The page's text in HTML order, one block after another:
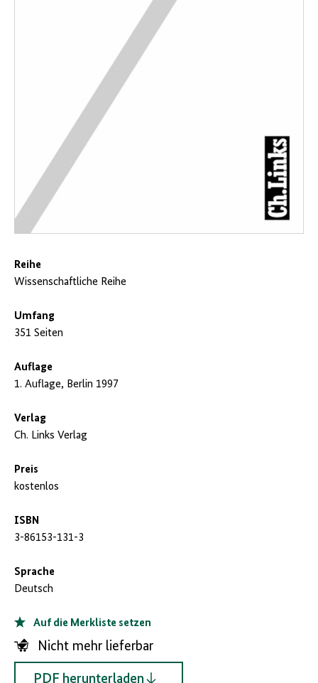
Reihe
Wissenschaftliche Reihe
Umfang
351 Seiten
Auflage
1. Auflage, Berlin 1997
Verlag
Ch. Links Verlag
Preis
kostenlos
ISBN
3-86153-131-3
Sprache
Deutsch
Auf die Merkliste setzen
Nicht mehr lieferbar
PDF herunterladen